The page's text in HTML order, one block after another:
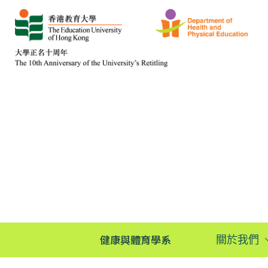
健康與體育學系 關於我們